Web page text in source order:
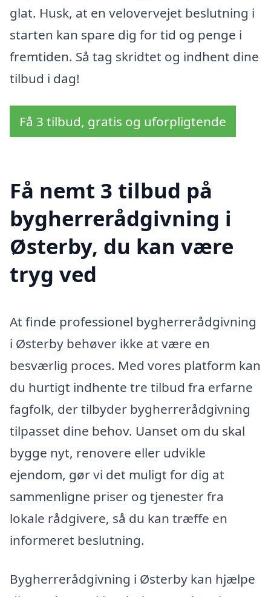
glat. Husk, at en velovervejet beslutning i
starten kan spare dig for tid og penge i
fremtiden. Så tag skridtet og indhent dine
tilbud i dag!
Få 3 tilbud, gratis og uforpligtende
Få nemt 3 tilbud på
bygherrerådgivning i
Østerby, du kan være
tryg ved
At finde professionel bygherrerådgivning
i Østerby behøver ikke at være en
besværlig proces. Med vores platform kan
du hurtigt indhente tre tilbud fra erfarne
fagfolk, der tilbyder bygherrerådgivning
tilpasset dine behov. Uanset om du skal
bygge nyt, renovere eller udvikle
ejendom, gør vi det muligt for dig at
sammenligne priser og tjenester fra
lokale rådgivere, så du kan træffe en
informeret beslutning.
Bygherrerådgivning i Østerby kan hjælpe